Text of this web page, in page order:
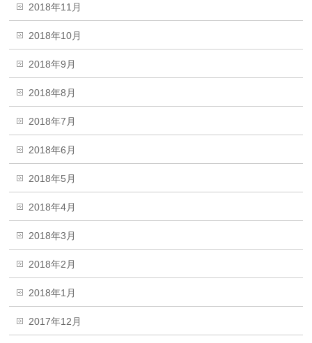
2018年11月
2018年10月
2018年9月
2018年8月
2018年7月
2018年6月
2018年5月
2018年4月
2018年3月
2018年2月
2018年1月
2017年12月